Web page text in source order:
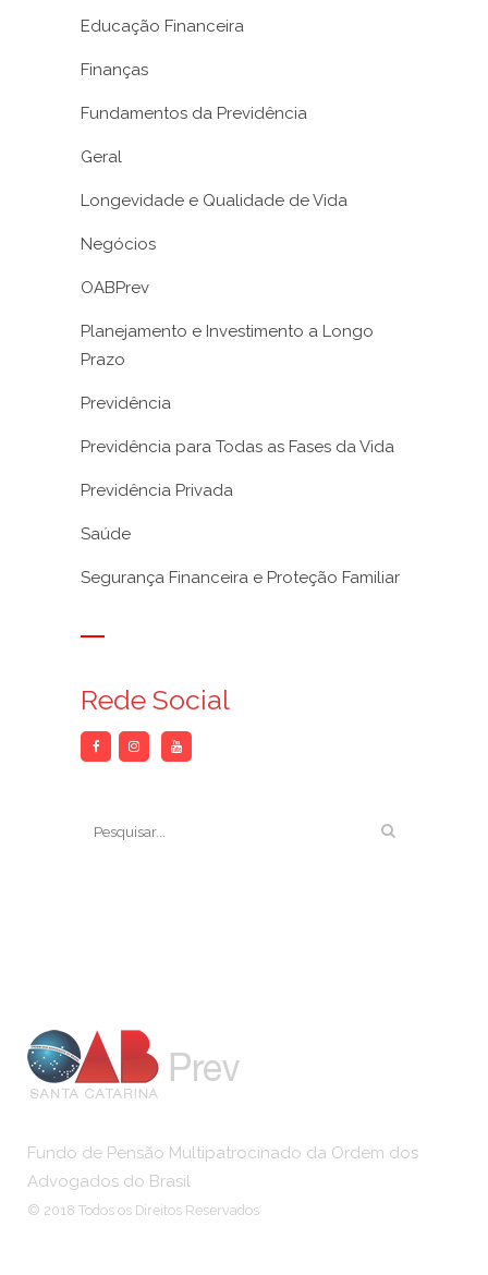
Educação Financeira
Finanças
Fundamentos da Previdência
Geral
Longevidade e Qualidade de Vida
Negócios
OABPrev
Planejamento e Investimento a Longo
Prazo
Previdência
Previdência para Todas as Fases da Vida
Previdência Privada
Saúde
Segurança Financeira e Proteção Familiar
Rede Social
Fundo de Pensão Multipatrocinado da Ordem dos
Advogados do Brasil
© 2018 Todos os Direitos Reservados